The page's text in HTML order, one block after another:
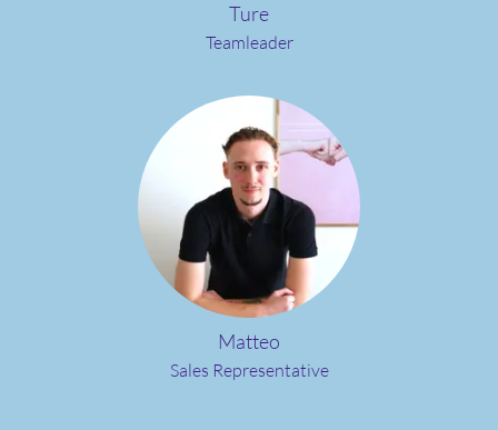
Ture
Teamleader
Matteo
Sales Representative